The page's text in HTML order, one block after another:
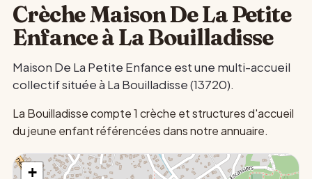
Crèche Maison De La Petite
Enfance à La Bouilladisse
Maison De La Petite Enfance est une multi-accueil
collectif située à La Bouilladisse (13720).
La Bouilladisse compte 1 crèche et structures d'accueil
du jeune enfant référencées dans notre annuaire.
+